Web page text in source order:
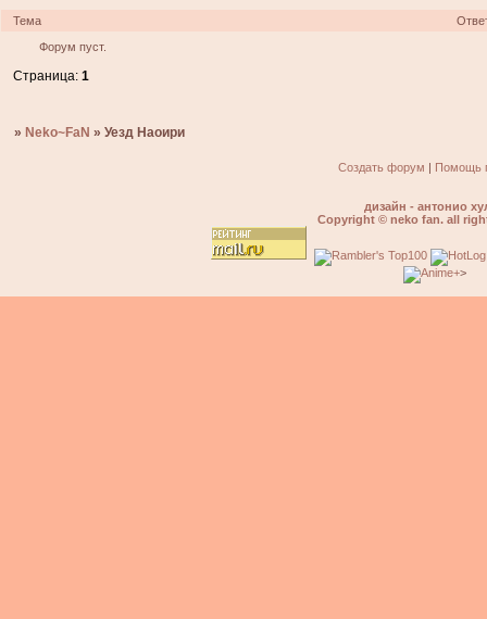
Тема
Форум пуст.
Страница:1
» Neko~FaN »Уезд Наоири
Создать форум | Помощь
дизайн - антонио
Copyright © neko fan. all
>